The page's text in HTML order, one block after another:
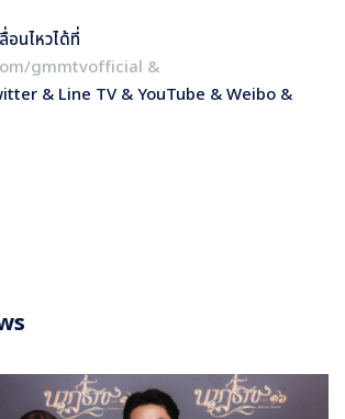
อนไหวได้ที่
gmmtvofficial &
& Line TV & YouTube & Weibo &